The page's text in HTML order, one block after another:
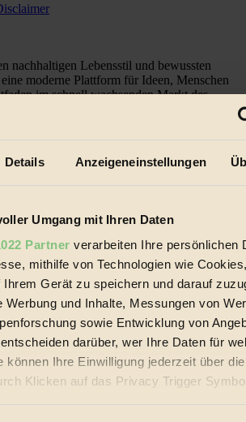
Details Anzeigeneinstellungen
Umgang mit Ihren Daten
Partner verarbeiten Ihre persönlichen
mithilfe von Technologien wie
Ihrem Gerät zu speichern und darauf
Werbung und Inhalte, Messungen von
sowie Entwicklung von
darüber, wer Ihre Daten für
können Ihre Einwilligung jederzeit über
Klicken auf das Privacy Trigger
nachhaltigen Lebensstil und bewussten
moderne Plattform für Ideen, Menschen
im schnell wachsenden Markt des